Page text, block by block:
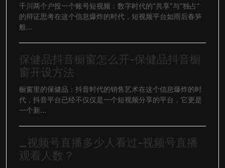
千川两个户投一个账号短视频：数字时代的“共享”与“独占”
的辩证思考在这个信息爆炸的时代，短视频平台如雨后春笋
般...
保健品抖音橱窗怎么开-保健品抖音橱
窗开设方法
橱窗里的保健品：抖音时代的销售艺术在这个信息爆炸的时
代，抖音平台已经不仅仅是一个短视频分享的平台，它更是
一个新...
_视频号直播多少人看过-视频号直播
观看人数？